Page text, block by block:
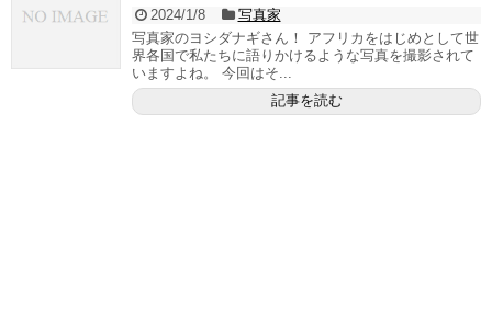
2024/1/8
写真家
写真家のヨシダナギさん！ アフリカをはじめとして世
界各国で私たちに語りかけるような写真を撮影されて
いますよね。 今回はそ...
記事を読む